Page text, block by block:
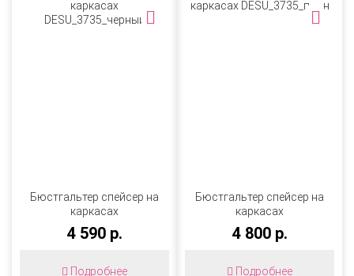
Бюстгальтер спейсер на
каркасах
DESU_3735_черный
4 590 р.
Подробнее
Бюстгальтер спейсер на
каркасах
DESU_3735_пион
4 800 р.
Подробнее